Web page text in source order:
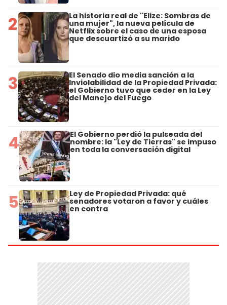
2 La historia real de "Elize: Sombras de
una mujer", la nueva película de
Netflix sobre el caso de una esposa
que descuartizó a su marido
3 El Senado dio media sanción a la
Inviolabilidad de la Propiedad Privada:
el Gobierno tuvo que ceder en la Ley
del Manejo del Fuego
4 El Gobierno perdió la pulseada del
nombre: la "Ley de Tierras" se impuso
en toda la conversación digital
5 Ley de Propiedad Privada: qué
senadores votaron a favor y cuáles
en contra